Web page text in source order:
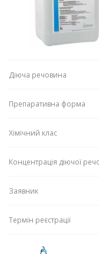
Діюча речовина
Препаративна форма
Хімічний клас
Концентрація діючої
Заявник
Термін реєстрації